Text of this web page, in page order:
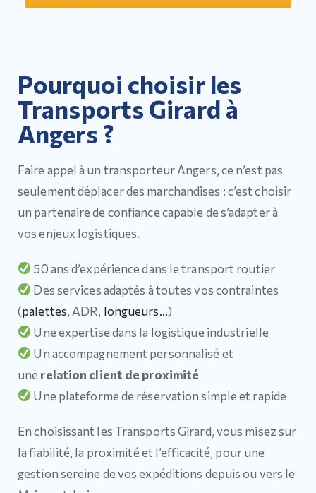
Pourquoi choisir les
Transports Girard à
Angers ?
Faire appel à un transporteur Angers, ce n’est pas
seulement déplacer des marchandises : c’est choisir
un partenaire de confiance capable de s’adapter à
vos enjeux logistiques.
50 ans d’expérience dans le transport routier
Des services adaptés à toutes vos contraintes
(palettes, ADR, longueurs…)
Une expertise dans la logistique industrielle
Un accompagnement personnalisé et
unerelation client de proximité
Une plateforme de réservation simple et rapide
En choisissant les Transports Girard, vous misez sur
la fiabilité, la proximité et l’efficacité, pour une
gestion sereine de vos expéditions depuis ou vers le